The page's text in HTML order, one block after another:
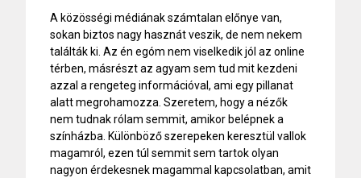
A közösségi médiának számtalan előnye van,
sokan biztos nagy hasznát veszik, de nem nekem
találták ki. Az én egóm nem viselkedik jól az online
térben, másrészt az agyam sem tud mit kezdeni
azzal a rengeteg információval, ami egy pillanat
alatt megrohamozza. Szeretem, hogy a nézők
nem tudnak rólam semmit, amikor belépnek a
színházba. Különböző szerepeken keresztül vallok
magamról, ezen túl semmit sem tartok olyan
nagyon érdekesnek magammal kapcsolatban, amit